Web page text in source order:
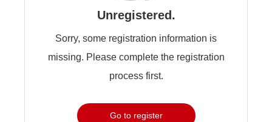
Unregistered.
Sorry, some registration information is
missing. Please complete the registration
process first.
Go to register